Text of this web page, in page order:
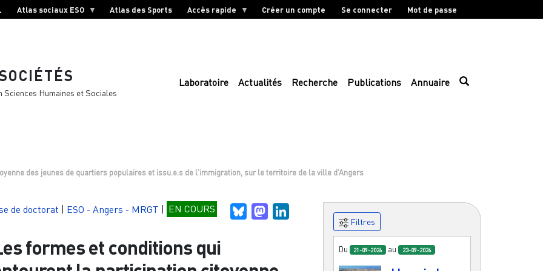
Atlas sociaux ESO Atlas des Sports Accès rapide Créer un compte Se connecter Mot de passe
Humaines et Sociales
Laboratoire Actualités Recherche Publications Annuaire
des jeunes de quartiers populaires et issu.e.s de l'immigration, sur le territoire de la ville d’Angers
de doctorat | ESO - Angers - MRGT | EN COURS BlueskyMastodon
formes et conditions qui
Filtres
Du 21-09-2026 au 23-09-2026